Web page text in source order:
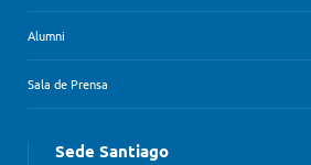
Alumni
Sala de Prensa
Sede Santiago